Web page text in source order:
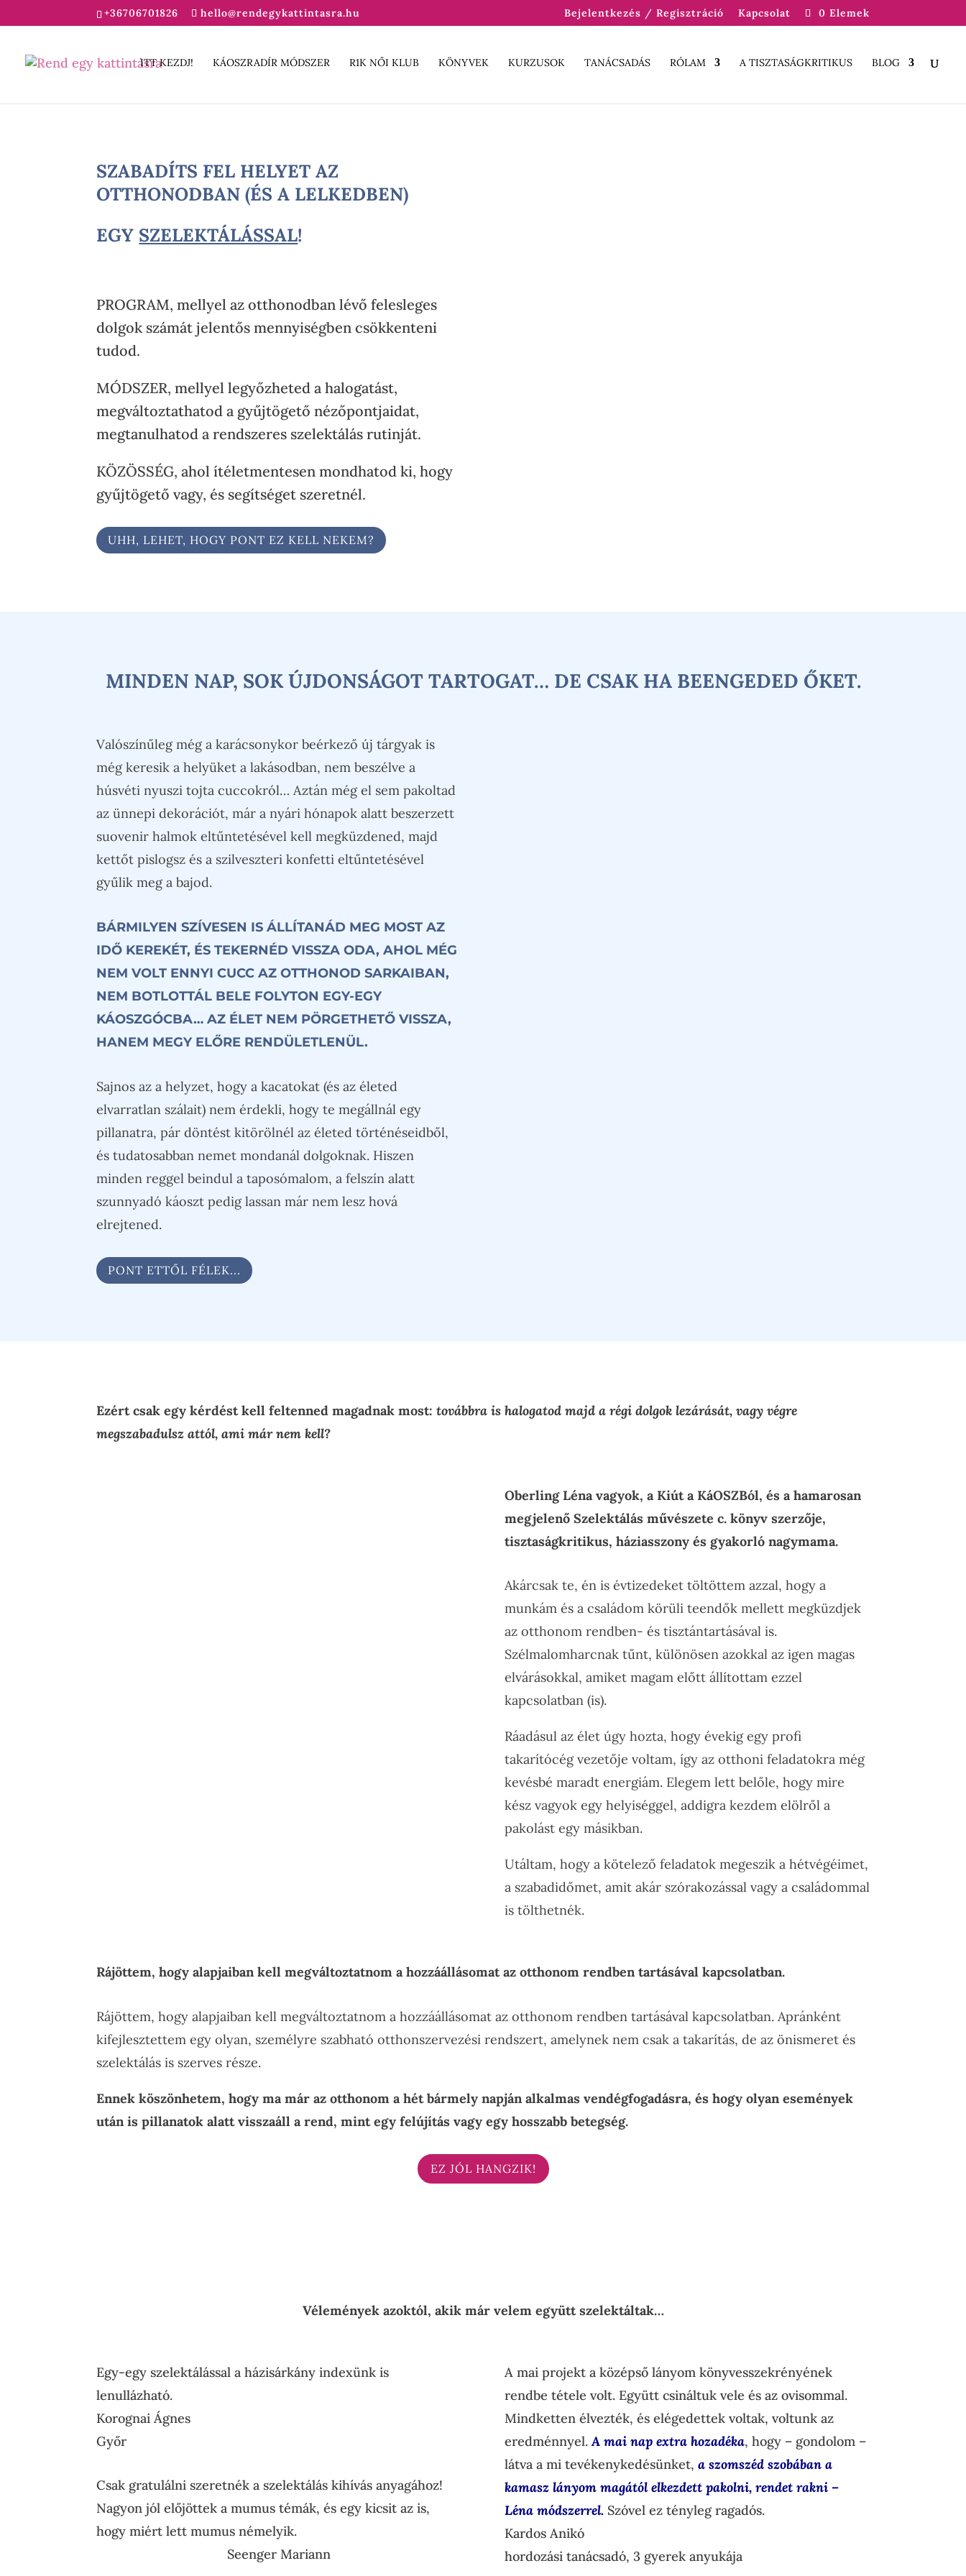
+36706701826 hello@rendegykattintasra.hu Bejelentkezés / Regisztráció Kapcsolat 0 Elemek
ITT KEZDJ! KÁOSZRADÍR MÓDSZER R1K NŐI KLUB KÖNYVEK KURZUSOK TANÁCSADÁS RÓLAM A TISZTASÁGKRITIKUS BLOG
SZABADÍTS FEL HELYET AZ
OTTHONODBAN (ÉS A LELKEDBEN)
EGY SZELEKTÁLÁSSAL!
PROGRAM, mellyel az otthonodban lévő felesleges
dolgok számát jelentős mennyiségben csökkenteni
tudod.
MÓDSZER, mellyel legyőzheted a halogatást,
megváltoztathatod a gyűjtögető nézőpontjaidat,
megtanulhatod a rendszeres szelektálás rutinját.
KÖZÖSSÉG, ahol ítéletmentesen mondhatod ki, hogy
gyűjtögető vagy, és segítséget szeretnél.
UHH, LEHET, HOGY PONT EZ KELL NEKEM?
MINDEN NAP, SOK ÚJDONSÁGOT TARTOGAT… DE CSAK HA BEENGEDED ŐKET.
Valószínűleg még a karácsonykor beérkező új tárgyak is
még keresik a helyüket a lakásodban, nem beszélve a
húsvéti nyuszi tojta cuccokról… Aztán még el sem pakoltad
az ünnepi dekorációt, már a nyári hónapok alatt beszerzett
suovenir halmok eltűntetésével kell megküzdened, majd
kettőt pislogsz és a szilveszteri konfetti eltűntetésével
gyűlik meg a bajod.
BÁRMILYEN SZÍVESEN IS ÁLLÍTANÁD MEG MOST AZ
IDŐ KEREKÉT, ÉS TEKERNÉD VISSZA ODA, AHOL MÉG
NEM VOLT ENNYI CUCC AZ OTTHONOD SARKAIBAN,
NEM BOTLOTTÁL BELE FOLYTON EGY-EGY
KÁOSZGÓCBA… AZ ÉLET NEM PÖRGETHETŐ VISSZA,
HANEM MEGY ELŐRE RENDÜLETLENÜL.
Sajnos az a helyzet, hogy a kacatokat (és az életed
elvarratlan szálait) nem érdekli, hogy te megállnál egy
pillanatra, pár döntést kitörölnél az életed történéseidből,
és tudatosabban nemet mondanál dolgoknak. Hiszen
minden reggel beindul a taposómalom, a felszín alatt
szunnyadó káoszt pedig lassan már nem lesz hová
elrejtened.
PONT ETTŐL FÉLEK...
Ezért csak egy kérdést kell feltenned magadnak most:továbbra is halogatod majd a régi dolgok lezárását, vagy végre
megszabadulsz attól, ami már nem kell?
Oberling Léna vagyok, a Kiút a KáOSZBól, és a hamarosan
megjelenő Szelektálás művészete c. könyv szerzője,
tisztaságkritikus, háziasszony és gyakorló nagymama.
Akárcsak te, én is évtizedeket töltöttem azzal, hogy a
munkám és a családom körüli teendők mellett megküzdjek
az otthonom rendben- és tisztántartásával is.
Szélmalomharcnak tűnt, különösen azokkal az igen magas
elvárásokkal, amiket magam előtt állítottam ezzel
kapcsolatban (is).
Ráadásul az élet úgy hozta, hogy évekig egy profi
takarítócég vezetője voltam, így az otthoni feladatokra még
kevésbé maradt energiám. Elegem lett belőle, hogy mire
kész vagyok egy helyiséggel, addigra kezdem elölről a
pakolást egy másikban.
Utáltam, hogy a kötelező feladatok megeszik a hétvégéimet,
a szabadidőmet, amit akár szórakozással vagy a családommal
is tölthetnék.
Rájöttem, hogy alapjaiban kell megváltoztatnom a hozzáállásomat az otthonom rendben tartásával kapcsolatban.
Rájöttem, hogy alapjaiban kell megváltoztatnom a hozzáállásomat az otthonom rendben tartásával kapcsolatban. Apránként
kifejlesztettem egy olyan, személyre szabható otthonszervezési rendszert, amelynek nem csak a takarítás, de az önismeret és
szelektálás is szerves része.
Ennek köszönhetem, hogy ma már az otthonom a hét bármely napján alkalmas vendégfogadásra, és hogy olyan események
után is pillanatok alatt visszaáll a rend, mint egy felújítás vagy egy hosszabb betegség.
EZ JÓL HANGZIK!
Vélemények azoktól, akik már velem együtt szelektáltak…
Egy-egy szelektálással a házisárkány indexünk is
lenullázható.
Korognai Ágnes
Győr
Csak gratulálni szeretnék a szelektálás kihívás anyagához!
Nagyon jól előjöttek a mumus témák, és egy kicsit az is,
hogy miért lett mumus némelyik.
Seenger Mariann
A mai projekt a középső lányom könyvesszekrényének
rendbe tétele volt. Együtt csináltuk vele és az ovisommal.
Mindketten élvezték, és elégedettek voltak, voltunk az
eredménnyel.A mai nap extra hozadéka, hogy – gondolom –
látva a mi tevékenykedésünket, a szomszéd szobában a
kamasz lányom magától elkezdett pakolni, rendet rakni –
Léna módszerrel. Szóvel ez tényleg ragadós.
Kardos Anikó
hordozási tanácsadó, 3 gyerek anyukája